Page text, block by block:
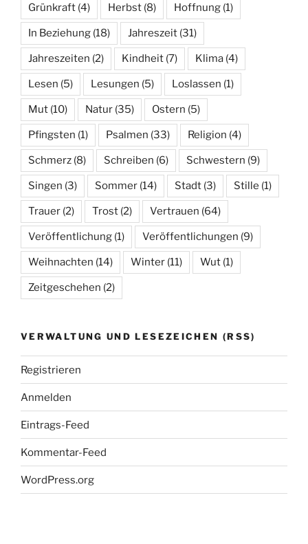
Grünkraft (4) Herbst (8) Hoffnung (1)
In Beziehung (18) Jahreszeit (31)
Jahreszeiten (2) Kindheit (7) Klima (4)
Lesen (5) Lesungen (5) Loslassen (1)
Mut (10) Natur (35) Ostern (5)
Pfingsten (1) Psalmen (33) Religion (4)
Schmerz (8) Schreiben (6) Schwestern (9)
Singen (3) Sommer (14) Stadt (3) Stille (1)
Trauer (2) Trost (2) Vertrauen (64)
Veröffentlichung (1) Veröffentlichungen (9)
Weihnachten (14) Winter (11) Wut (1)
Zeitgeschehen (2)
VERWALTUNG UND LESEZEICHEN (RSS)
Registrieren
Anmelden
Eintrags-Feed
Kommentar-Feed
WordPress.org